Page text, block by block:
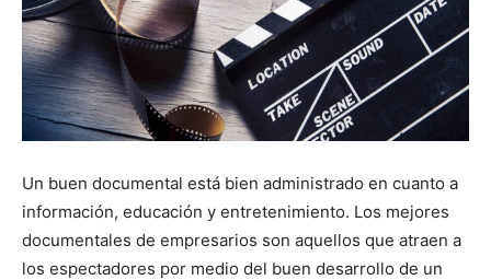
Un buen documental está bien administrado en cuanto a
información, educación y entretenimiento. Los mejores
documentales de empresarios son aquellos que atraen a
los espectadores por medio del buen desarrollo de un